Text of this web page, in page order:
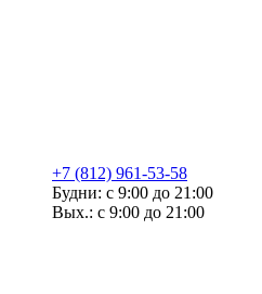
+7 (812) 961-53-58
Будни: с 9:00 до 21:00
Вых.: с 9:00 до 21:00